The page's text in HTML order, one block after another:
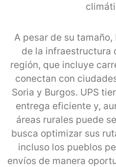
A pesar de su
de la infraestructura
región, que incluye
conectan con
Soria y Burgos. UPS
entrega eficiente y,
áreas rurales puede
busca optimizar sus
incluso los pueblos
envíos de manera